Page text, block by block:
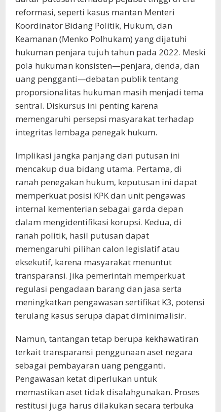
reformasi, seperti kasus mantan Menteri
Koordinator Bidang Politik, Hukum, dan
Keamanan (Menko Polhukam) yang dijatuhi
hukuman penjara tujuh tahun pada 2022. Meski
pola hukuman konsisten—penjara, denda, dan
uang pengganti—debatan publik tentang
proporsionalitas hukuman masih menjadi tema
sentral. Diskursus ini penting karena
memengaruhi persepsi masyarakat terhadap
integritas lembaga penegak hukum.
Implikasi jangka panjang dari putusan ini
mencakup dua bidang utama. Pertama, di
ranah penegakan hukum, keputusan ini dapat
memperkuat posisi KPK dan unit pengawas
internal kementerian sebagai garda depan
dalam mengidentifikasi korupsi. Kedua, di
ranah politik, hasil putusan dapat
memengaruhi pilihan calon legislatif atau
eksekutif, karena masyarakat menuntut
transparansi. Jika pemerintah memperkuat
regulasi pengadaan barang dan jasa serta
meningkatkan pengawasan sertifikat K3, potensi
terulang kasus serupa dapat diminimalisir.
Namun, tantangan tetap berupa kekhawatiran
terkait transparansi penggunaan aset negara
sebagai pembayaran uang pengganti.
Pengawasan ketat diperlukan untuk
memastikan aset tidak disalahgunakan. Proses
restitusi juga harus dilakukan secara terbuka